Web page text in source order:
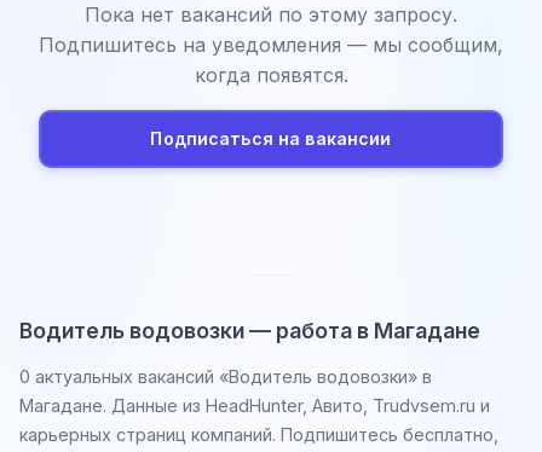
Пока нет вакансий по этому запросу.
Подпишитесь на уведомления — мы сообщим,
когда появятся.
Подписаться на вакансии
Водитель водовозки — работа в Магадане
0 актуальных вакансий «Водитель водовозки» в
Магадане. Данные из HeadHunter, Авито, Trudvsem.ru и
карьерных страниц компаний. Подпишитесь бесплатно,